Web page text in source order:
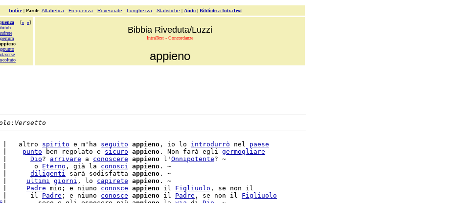
Indice| Parole: Alfabetica - Frequenza - Rovesciate - Lunghezza - Statistiche | Aiuto | Biblioteca IntraText
[« »]
Bibbia Riveduta/Luzzi
IntraText - Concordanze
appieno
|   altro spirito e m'ha seguito appieno , io lo introdurrò nel paese
punto ben regolato e sicuro appieno . Non farà egli germogliare
Dio? arrivare a conoscere appieno l' Onnipotente? ~
|       o
Eterno , già la conosci appieno . ~
diligenti sarà sodisfatta appieno . ~
ultimi giorni , lo capirete appieno . ~
Padre mio; e niuno conosce appieno il Figliuolo , se non il
|      il Padre ; e niuno conosce appieno il Padre , se non il Figliuolo